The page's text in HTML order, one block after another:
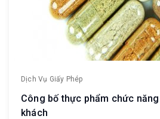
Dịch Vụ Giấy Phép
Công bố thực phẩm chức
khách